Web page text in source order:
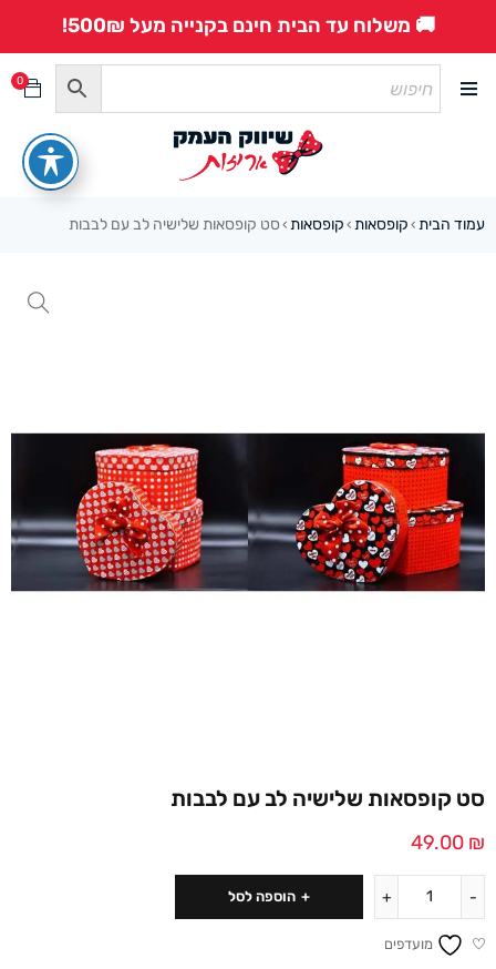
🚚 משלוח עד הבית חינם בקנייה מעל 500₪!
0
עמוד הבית › קופסאות › קופסאות › סט קופסאות שלישיה לב עם לבבות
סט קופסאות שלישיה לב עם לבבות
49.00 ₪
הוספה לסל
מועדפים